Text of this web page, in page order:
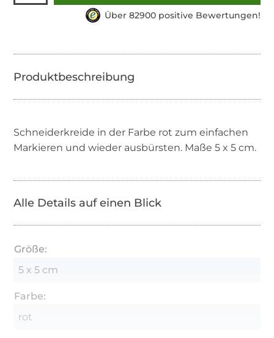
Über 82900 positive Bewertungen!
Schneiderkreide in der Farbe rot zum einfachen
Markieren und wieder ausbürsten. Maße 5 x 5 cm.
Alle Details auf einen Blick
Größe:
5 x 5 cm
Farbe:
rot